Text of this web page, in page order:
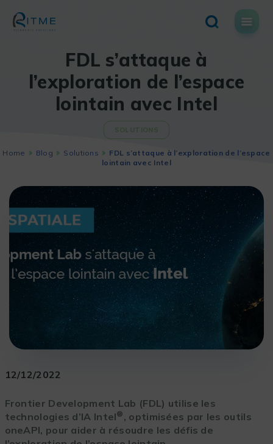
content
FDL s’attaque à
l’exploration de l’espace
lointain avec Intel
SOLUTIONS
Home Blog Solutions
FDL s’attaque à l’exploration de l’espace
lointain avec Intel
12/12/2022
Frontier Development Lab (FDL) utilise les
technologies d’IA Intel® , optimisées par les outils
oneAPI, pour aider à résoudre les défis de